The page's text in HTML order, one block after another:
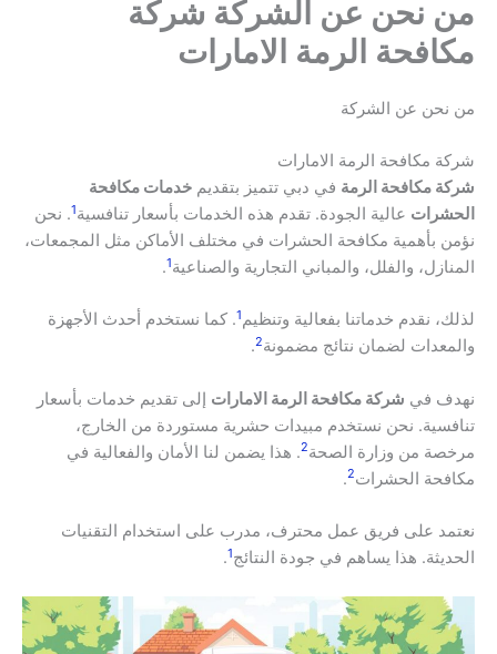
من نحن عن الشركة شركة
مكافحة الرمة الامارات
من نحن عن الشركة
شركة مكافحة الرمة الامارات
شركة مكافحة الرمة في دبي تتميز بتقديم خدمات مكافحة
الحشرات عالية الجودة. تقدم هذه الخدمات بأسعار تنافسية1. نحن
نؤمن بأهمية مكافحة الحشرات في مختلف الأماكن مثل المجمعات،
المنازل، والفلل، والمباني التجارية والصناعية1
.
لذلك، نقدم خدماتنا بفعالية وتنظيم1. كما نستخدم أحدث الأجهزة
والمعدات لضمان نتائج مضمونة2
.
نهدف في شركة مكافحة الرمة الامارات إلى تقديم خدمات بأسعار
تنافسية. نحن نستخدم مبيدات حشرية مستوردة من الخارج،
مرخصة من وزارة الصحة2. هذا يضمن لنا الأمان والفعالية في
مكافحة الحشرات2
.
نعتمد على فريق عمل محترف، مدرب على استخدام التقنيات
الحديثة. هذا يساهم في جودة النتائج1
.